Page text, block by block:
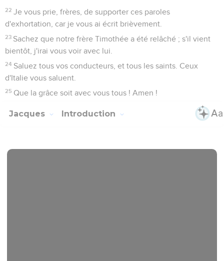
22 Je vous prie, frères, de supporter ces paroles
d'exhortation, car je vous ai écrit brièvement.
23 Sachez que notre frère Timothée a été relâché ; s'il vient
bientôt, j'irai vous voir avec lui.
24 Saluez tous vos conducteurs, et tous les saints. Ceux
d'Italie vous saluent.
25 Que la grâce soit avec vous tous ! Amen !
Jacques Introduction